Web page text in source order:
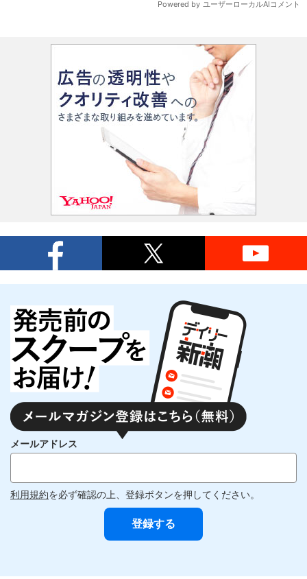
メールアドレス
利用規約を必ず確認の上、登録ボタンを押してください。